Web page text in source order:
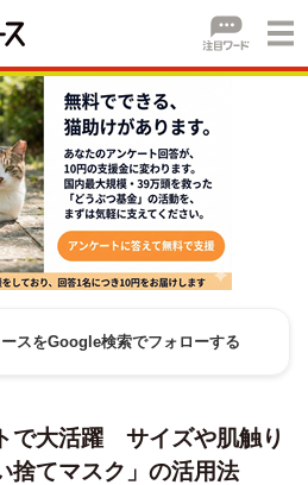
スをGoogle検索でフォローする
で大活躍 サイズや肌触り
捨てマスク」の活用法